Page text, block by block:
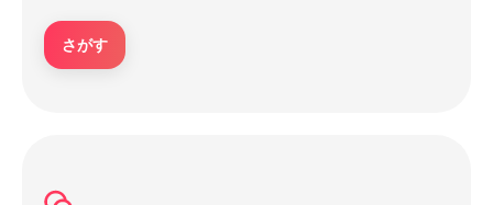
さがす